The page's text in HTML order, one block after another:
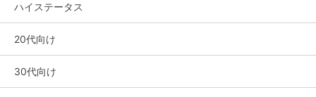
ハイステータス
20代向け
30代向け